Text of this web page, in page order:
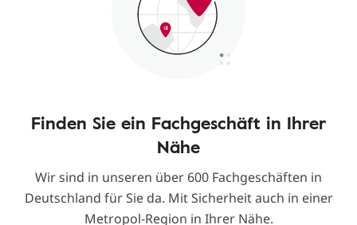
Finden Sie ein Fachgeschäft in Ihrer
Nähe
Wir sind in unseren über 600 Fachgeschäften in
Deutschland für Sie da. Mit Sicherheit auch in einer
Metropol-Region in Ihrer Nähe.